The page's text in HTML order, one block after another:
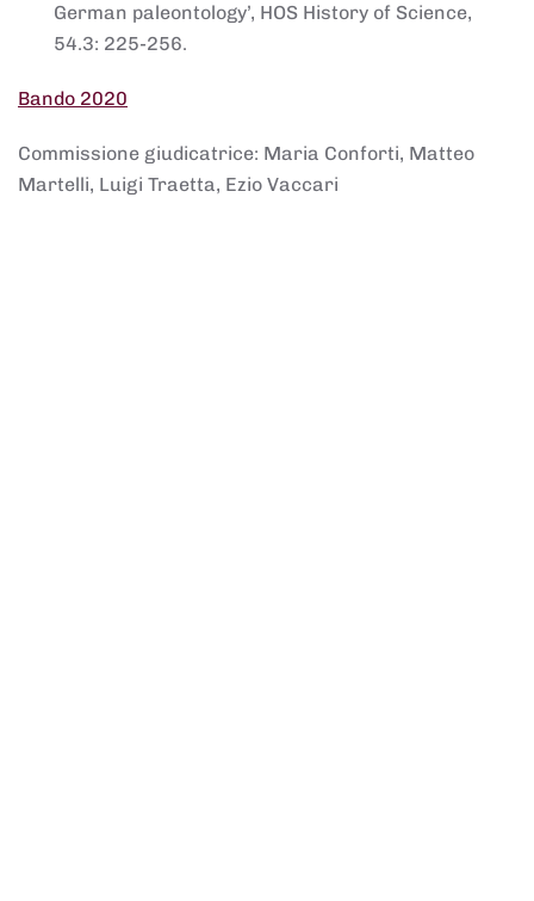
German paleontology’, HOS History of Science,
54.3: 225-256.
Bando 2020
Commissione giudicatrice: Maria Conforti, Matteo
Martelli, Luigi Traetta, Ezio Vaccari